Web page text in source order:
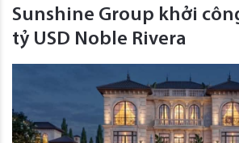
Sunshine Group khởi
tỷ USD Noble Rivera